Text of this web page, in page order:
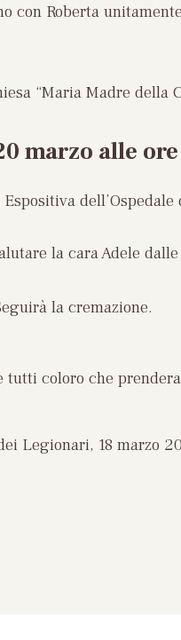
con Roberta
“Maria Madre della
marzo alle
dell’Ospedale
la cara Adele
la cremazione.
tutti coloro che
Legionari, 18 marzo